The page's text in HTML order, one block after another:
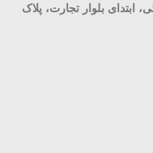
ابتدای بلوار تجارت، پلاک